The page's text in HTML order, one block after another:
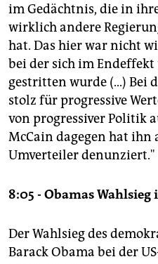
im Gedächtnis, die in
wirklich andere
hat. Das hier war nicht
bei der sich im
gestritten wurde (...) Bei
stolz für progressive
von progressiver Politik
McCain dagegen hat ihn
Umverteiler denunziert."
8:05 - Obamas
Der Wahlsieg des
Barack Obama bei der